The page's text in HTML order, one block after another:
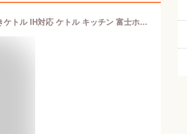
【レビュー特典】【通常在庫】富士琺瑯 コットン 1.6L 笛吹きケトル IH対応 ケトル キッチン 富士ホーロー 料理 やかん CTN-1.6プレゼント 誕生日 ギフト